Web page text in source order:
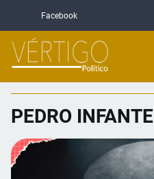
Facebook
PEDRO INFANTE